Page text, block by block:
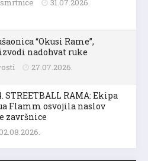
“Okusi Rame”,
nadohvat ruke
27.07.2026.
STREETBALL RAMA: Ekipa
Flamm osvojila naslov
završnice
02.08.2026.